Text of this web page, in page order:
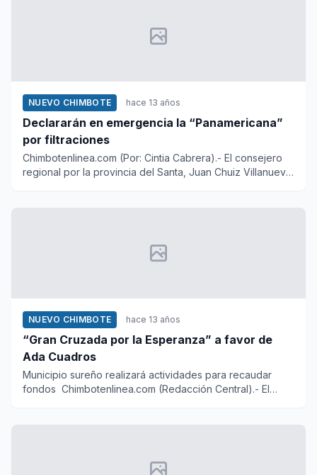
NUEVO CHIMBOTE hace 13 años
Declararán en emergencia la “Panamericana”
por filtraciones
Chimbotenlinea.com (Por: Cintia Cabrera).- El consejero
regional por la provincia del Santa, Juan Chuiz Villanueva
NUEVO CHIMBOTE hace 13 años
“Gran Cruzada por la Esperanza” a favor de
Ada Cuadros
Municipio sureño realizará actividades para recaudar
fondos Chimbotenlinea.com (Redacción Central).- El